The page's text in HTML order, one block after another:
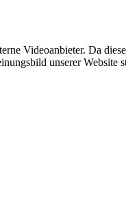
Videoanbieter. Da
unserer